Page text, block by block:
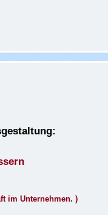
im Unternehmen. )